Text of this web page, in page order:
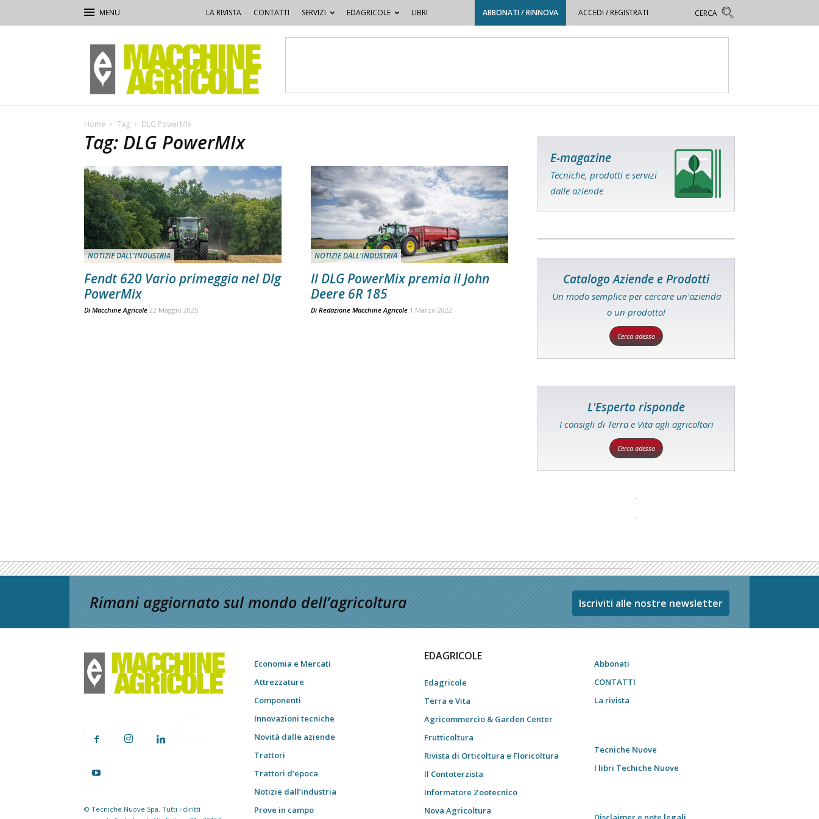
LA RIVISTA CONTATTI SERVIZI EDAGRICOLE LIBRI ABBONATI / RINNOVA ACCEDI / REGISTRATI
Macchine
Agricole
Home Tag DLG PowerMIx
Tag: DLG PowerMIx
NOTIZIE DALL'INDUSTRIA
Fendt 620 Vario primeggia nel Dlg
PowerMix
Di Macchine Agricole 22 Maggio 2025
NOTIZIE DALL'INDUSTRIA
Il DLG PowerMix premia il John
Deere 6R 185
Di Redazione Macchine Agricole 1 Marzo 2022
E-magazine
Tecniche, prodotti e servizi
dalle aziende
Catalogo Aziende e Prodotti
Un modo semplice per cercare un'azienda
o un prodotto!
Cerca adesso
L'Esperto risponde
I consigli di Terra e Vita agli agricoltori
Cerca adesso
Rimani aggiornato sul mondo dell’agricoltura Iscriviti alle nostre newsletter
© Tecniche Nuove Spa. Tutti i diritti
Economia e Mercati
Attrezzature
Componenti
Innovazioni tecniche
Novità dalle aziende
Trattori
Trattori d’epoca
Notizie dall’industria
Prove in campo
EDAGRICOLE
Edagricole
Terra e Vita
Agricommercio & Garden Center
Frutticoltura
Rivista di Orticoltura e Floricoltura
Il Contoterzista
Informatore Zootecnico
Nova Agricoltura
Abbonati
CONTATTI
La rivista
Tecniche Nuove
I libri Techiche Nuove